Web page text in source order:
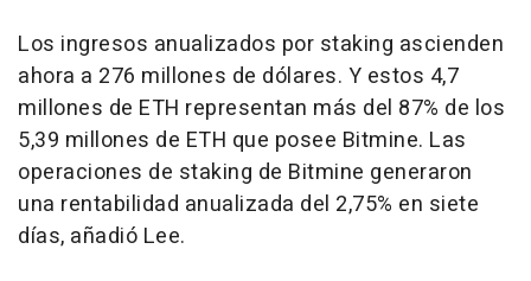
Los ingresos anualizados por staking ascienden
ahora a 276 millones de dólares. Y estos 4,7
millones de ETH representan más del 87% de los
5,39 millones de ETH que posee Bitmine. Las
operaciones de staking de Bitmine generaron
una rentabilidad anualizada del 2,75% en siete
días, añadió Lee.